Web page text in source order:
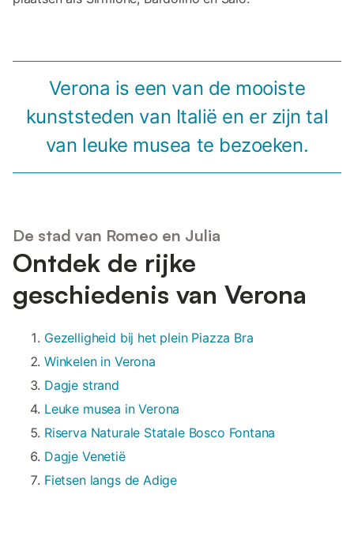
Verona is een van de mooiste
kunststeden van Italië en er zijn tal
van leuke musea te bezoeken.
De stad van Romeo en Julia
Ontdek de rijke
geschiedenis van Verona
Gezelligheid bij het plein Piazza Bra
Winkelen in Verona
Dagje strand
Leuke musea in Verona
Riserva Naturale Statale Bosco Fontana
Dagje Venetië
Fietsen langs de Adige